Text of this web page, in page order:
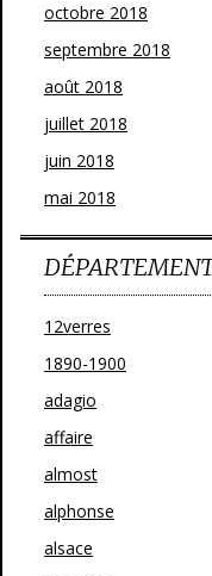
octobre 2018
septembre 2018
août 2018
juillet 2018
juin 2018
mai 2018
12verres
1890-1900
adagio
affaire
almost
alphonse
alsace